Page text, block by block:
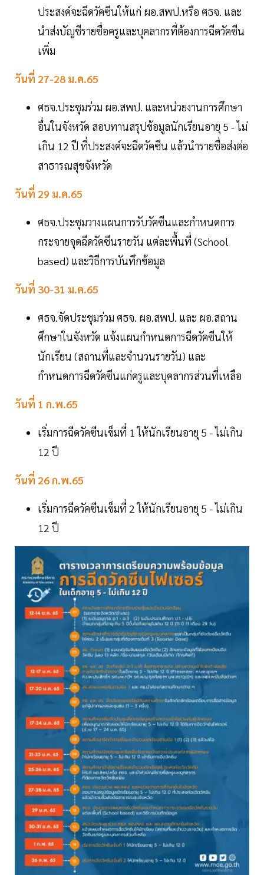
ประสงค์จะฉีดวัคซีนให้แก่ ผอ.สพป.หรือ ศธจ. และ
นำส่งบัญชีรายชื่อครูและบุคลากรที่ต้องการฉีดวัคซีน
เพิ่ม
วันที่ 27-28 ม.ค.65
ศธจ.ประชุมร่วม ผอ.สพป. และหน่วยงานการศึกษา
อื่นในจังหวัด สอบทานสรุปข้อมูลนักเรียนอายุ 5 - ไม่
เกิน 12 ปี ที่ประสงค์จะฉีดวัคซีน แล้วนำรายชื่อส่งต่อ
สาธารณสุขจังหวัด
วันที่ 29 ม.ค.65
ศธจ.ประชุมวางแผนการรับวัคซีนและกำหนดการ
กระจายจุดฉีดวัคซีนรายวัน แต่ละพื้นที่ (School
based) และวิธีการบันทึกข้อมูล
วันที่ 30-31 ม.ค.65
ศธจ.จัดประชุมร่วม ศธจ. ผอ.สพป. และ ผอ.สถาน
ศึกษาในจังหวัด แจ้งแผนกำหนดการฉีดวัคซีนให้
นักเรียน (สถานที่และจำนวนรายวัน) และ
กำหนดการฉีดวัคซีนแก่ครูและบุคลากรส่วนที่เหลือ
วันที่ 1 ก.พ.65
เริ่มการฉีดวัคซีนเข็มที่ 1 ให้นักเรียนอายุ 5 - ไม่เกิน
12 ปี
วันที่ 26 ก.พ.65
เริ่มการฉีดวัคซีนเข็มที่ 2 ให้นักเรียนอายุ 5 - ไม่เกิน
12 ปี